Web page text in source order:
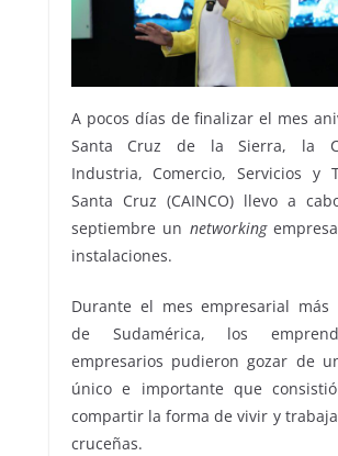
A pocos días de finalizar el mes
Santa Cruz de la Sierra, la
Industria, Comercio, Servicios y
Santa Cruz (CAINCO) llevo a
septiembre un networking
instalaciones.
Durante el mes empresarial más
de Sudamérica, los
empresarios pudieron gozar de
único e importante que
compartir la forma de vivir y
cruceñas.